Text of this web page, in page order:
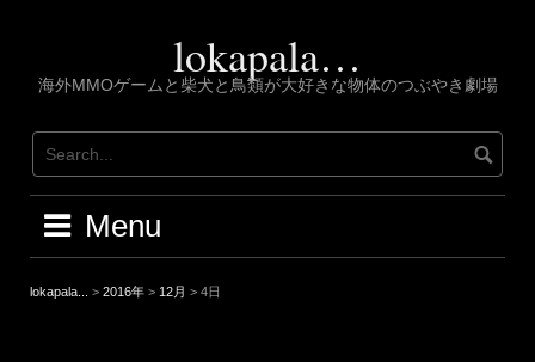
lokapala…
海外MMOゲームと柴犬と鳥類が大好きな物体のつぶやき劇場
Menu
lokapala... > 2016年 > 12月 > 4日